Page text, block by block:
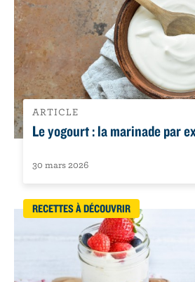
ARTICLE
Le yogourt : la marinade par
30 mars 2026
RECETTES À DÉCOUVRIR